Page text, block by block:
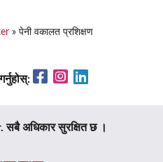
» पेनी वकालत प्रशिक्षण
FacebookInstagram
अधिकार सुरक्षित छ ।